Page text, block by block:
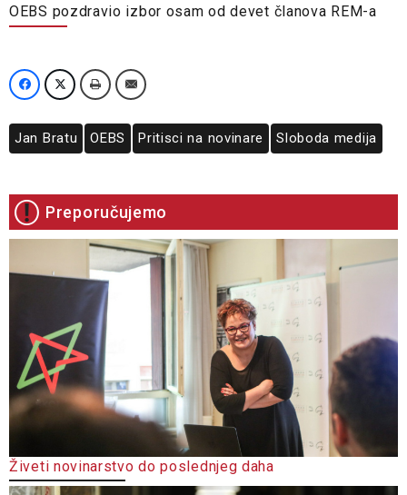
OEBS pozdravio izbor osam od devet članova REM-a
Jan Bratu OEBS Pritisci na novinare Sloboda medija
Preporučujemo
Živeti novinarstvo do poslednjeg daha